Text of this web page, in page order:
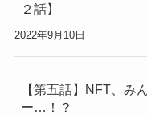
２話】
2022年9月10日
【第五話】NFT、み
ー…！？